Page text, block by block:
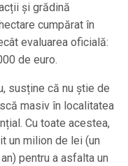
și grădină
cumpărat în
evaluarea oficială:
de euro.
susține că nu știe de
masiv în localitatea
Cu toate acestea,
un milion de lei (un
pentru a asfalta un